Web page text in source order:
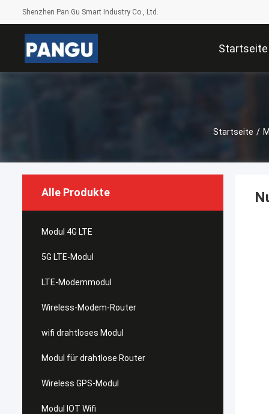
Shenzhen Pan Gu Smart Industry Co., Ltd.
Startseite
Startseite /
Alle Produkte
Modul 4G LTE
5G LTE-Modul
LTE-Modemmodul
Wireless-Modem-Router
wifi drahtloses Modul
Modul für drahtlose Router
Wireless GPS-Modul
Modul IOT Wifi